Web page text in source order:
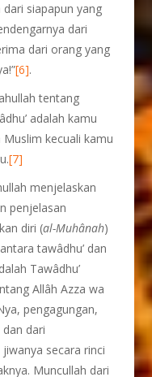
siapapun yang
dari
dari orang yang
[6].
tentang
adalah kamu
kecuali kamu
[7]
menjelaskan
penjelasan
diri (al-Muhânah)
tawâdhu’ dan
Tawâdhu’
Allâh Azza wa
pengagungan,
dari
secara rinci
Muncullah dari